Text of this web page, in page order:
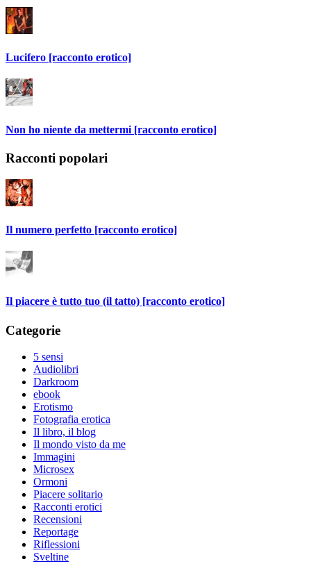
Lucifero [racconto erotico]
Non ho niente da mettermi [racconto erotico]
Racconti popolari
Il numero perfetto [racconto erotico]
Il piacere è tutto tuo (il tatto) [racconto erotico]
Categorie
5 sensi
Audiolibri
Darkroom
ebook
Erotismo
Fotografia erotica
Il libro, il blog
Il mondo visto da me
Immagini
Microsex
Ormoni
Piacere solitario
Racconti erotici
Recensioni
Reportage
Riflessioni
Sveltine